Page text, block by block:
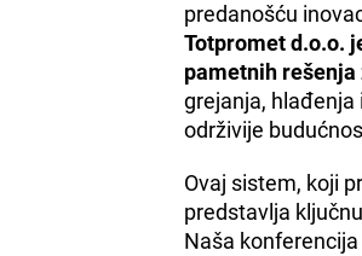
predanošću
Totpromet d.o.o.
pametnih rešenja
grejanja,
održivije
Ovaj sistem, koji
predstavlja
Naša